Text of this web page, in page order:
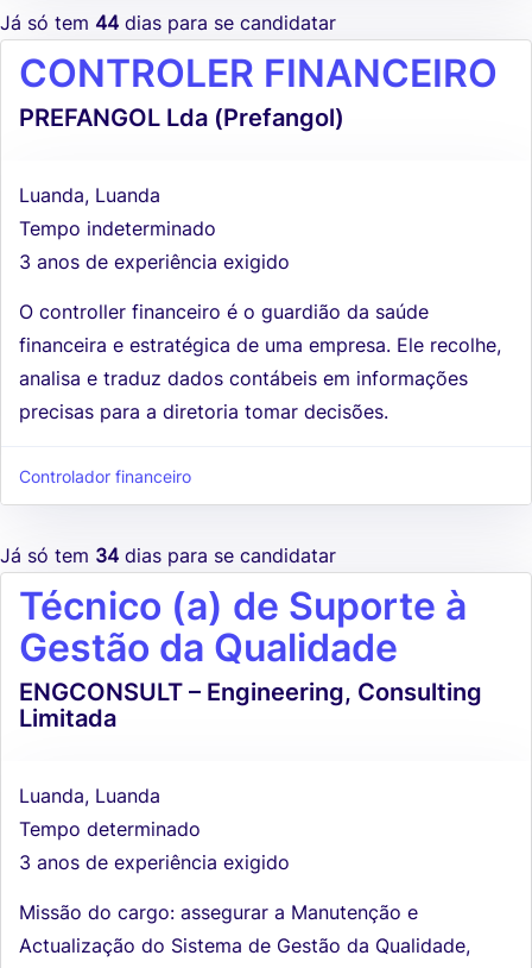
Já só tem 44 dias para se candidatar
CONTROLER FINANCEIRO
PREFANGOL Lda (Prefangol)
Luanda, Luanda
Tempo indeterminado
3 anos de experiência exigido
O controller financeiro é o guardião da saúde
financeira e estratégica de uma empresa. Ele recolhe,
analisa e traduz dados contábeis em informações
precisas para a diretoria tomar decisões.
Controlador financeiro
Já só tem 34 dias para se candidatar
Técnico (a) de Suporte à
Gestão da Qualidade
ENGCONSULT – Engineering, Consulting
Limitada
Luanda, Luanda
Tempo determinado
3 anos de experiência exigido
Missão do cargo: assegurar a Manutenção e
Actualização do Sistema de Gestão da Qualidade,